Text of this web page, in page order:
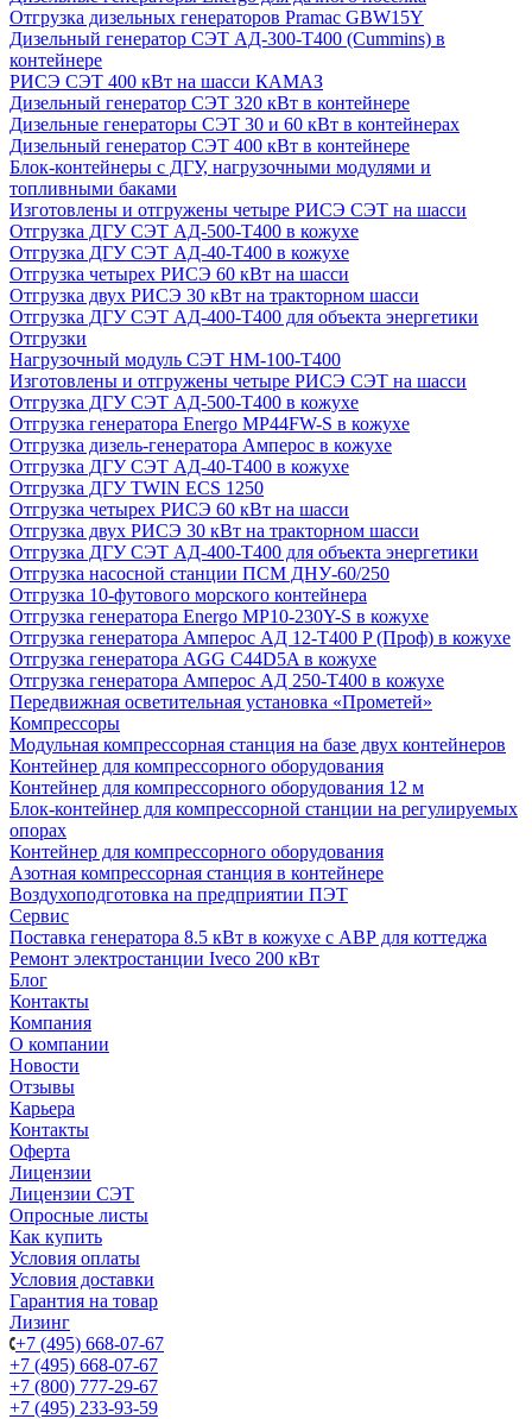
Отгрузка дизельных генераторов Pramac GВW15Y
Дизельный генератор СЭТ АД-300-Т400 (Cummins) в
контейнере
РИСЭ СЭТ 400 кВт на шасси КАМАЗ
Дизельный генератор СЭТ 320 кВт в контейнере
Дизельные генераторы СЭТ 30 и 60 кВт в контейнерах
Дизельный генератор СЭТ 400 кВт в контейнере
Блок-контейнеры с ДГУ, нагрузочными модулями и
топливными баками
Изготовлены и отгружены четыре РИСЭ СЭТ на шасси
Отгрузка ДГУ СЭТ АД-500-Т400 в кожухе
Отгрузка ДГУ СЭТ АД-40-Т400 в кожухе
Отгрузка четырех РИСЭ 60 кВт на шасси
Отгрузка двух РИСЭ 30 кВт на тракторном шасси
Отгрузка ДГУ СЭТ АД-400-Т400 для объекта энергетики
Отгрузки
Нагрузочный модуль СЭТ НМ-100-Т400
Изготовлены и отгружены четыре РИСЭ СЭТ на шасси
Отгрузка ДГУ СЭТ АД-500-Т400 в кожухе
Отгрузка генератора Energo MP44FW-S в кожухе
Отгрузка дизель-генератора Амперос в кожухе
Отгрузка ДГУ СЭТ АД-40-Т400 в кожухе
Отгрузка ДГУ TWIN ECS 1250
Отгрузка четырех РИСЭ 60 кВт на шасси
Отгрузка двух РИСЭ 30 кВт на тракторном шасси
Отгрузка ДГУ СЭТ АД-400-Т400 для объекта энергетики
Отгрузка насосной станции ПСМ ДНУ-60/250
Отгрузка 10-футового морского контейнера
Отгрузка генератора Energo MP10-230Y-S в кожухе
Отгрузка генератора Амперос АД 12-Т400 P (Проф) в кожухе
Отгрузка генератора AGG C44D5A в кожухе
Отгрузка генератора Амперос АД 250-Т400 в кожухе
Передвижная осветительная установка «Прометей»
Компрессоры
Модульная компрессорная станция на базе двух контейнеров
Контейнер для компрессорного оборудования
Контейнер для компрессорного оборудования 12 м
Блок-контейнер для компрессорной станции на регулируемых
опорах
Контейнер для компрессорного оборудования
Азотная компрессорная станция в контейнере
Воздухоподготовка на предприятии ПЭТ
Сервис
Поставка генератора 8.5 кВт в кожухе с АВР для коттеджа
Ремонт электростанции Iveco 200 кВт
Блог
Контакты
Компания
О компании
Новости
Отзывы
Карьера
Контакты
Оферта
Лицензии
Лицензии СЭТ
Опросные листы
Как купить
Условия оплаты
Условия доставки
Гарантия на товар
Лизинг
+7 (495) 668-07-67
+7 (495) 668-07-67
+7 (800) 777-29-67
+7 (495) 233-93-59